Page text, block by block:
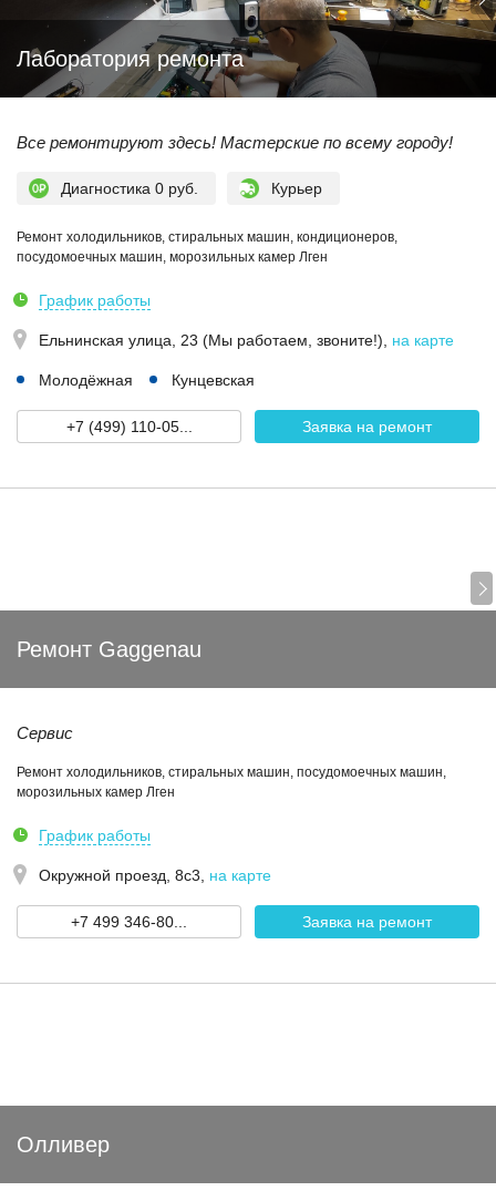
Лаборатория ремонта
Все ремонтируют здесь! Мастерские по всему городу!
Диагностика 0 руб. Курьер
Ремонт холодильников, стиральных машин, кондиционеров,
посудомоечных машин, морозильных камер Лген
График работы
Ельнинская улица, 23 (Мы работаем, звоните!) на карте
Молодёжная Кунцевская
+7 (499) 110-05... Заявка на ремонт
Ремонт Gaggenau
Сервис
Ремонт холодильников, стиральных машин, посудомоечных машин,
морозильных камер Лген
График работы
Окружной проезд, 8с3 на карте
+7 499 346-80... Заявка на ремонт
Олливер